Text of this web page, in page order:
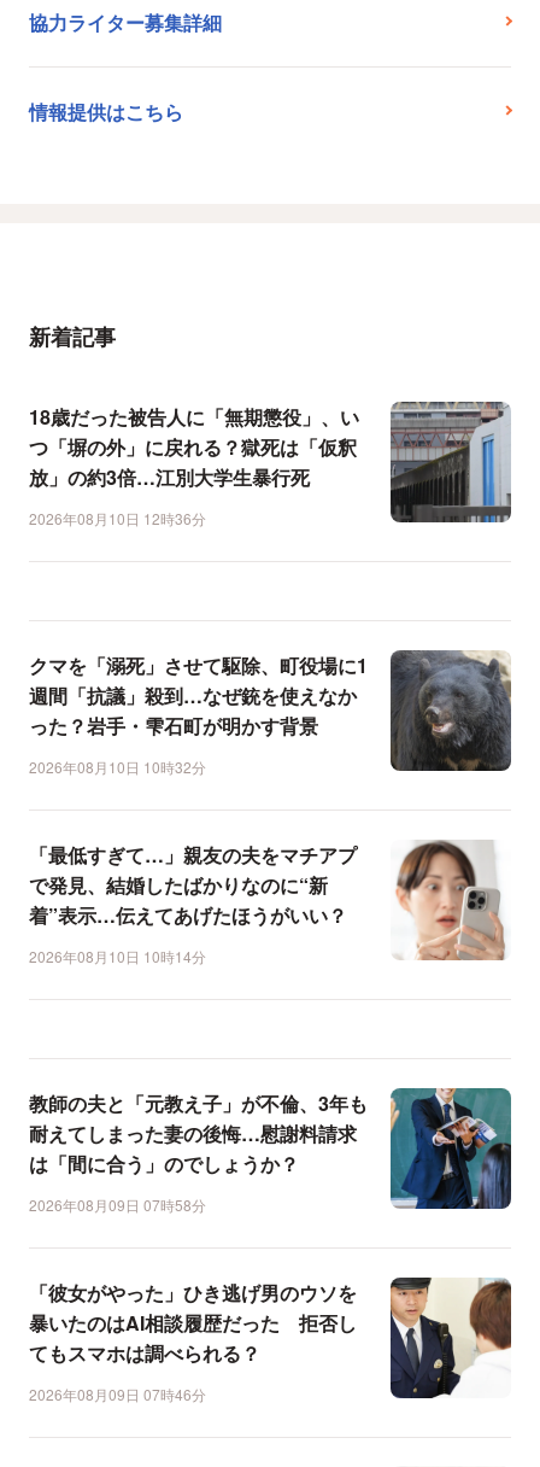
協力ライター募集詳細
情報提供はこちら
新着記事
18歳だった被告人に「無期懲役」、い
つ「塀の外」に戻れる？獄死は「仮釈
放」の約3倍…江別大学生暴行死
2026年08月10日 12時36分
クマを「溺死」させて駆除、町役場に1
週間「抗議」殺到…なぜ銃を使えなか
った？岩手・雫石町が明かす背景
2026年08月10日 10時32分
「最低すぎて…」親友の夫をマチアプ
で発見、結婚したばかりなのに“新
着”表示…伝えてあげたほうがいい？
2026年08月10日 10時14分
教師の夫と「元教え子」が不倫、3年も
耐えてしまった妻の後悔…慰謝料請求
は「間に合う」のでしょうか？
2026年08月09日 07時58分
「彼女がやった」ひき逃げ男のウソを
暴いたのはAI相談履歴だった 拒否し
てもスマホは調べられる？
2026年08月09日 07時46分